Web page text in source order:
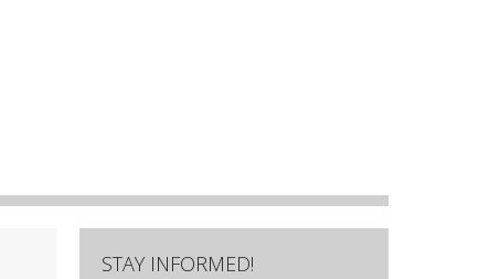
STAY INFORMED!